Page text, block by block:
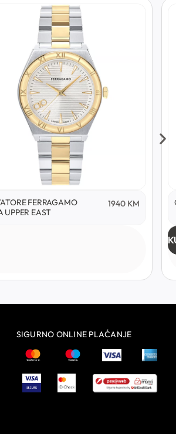
FERRAGAMO
UPPER EAST
1940 KM
SIGURNO ONLINE PLAĆANJE